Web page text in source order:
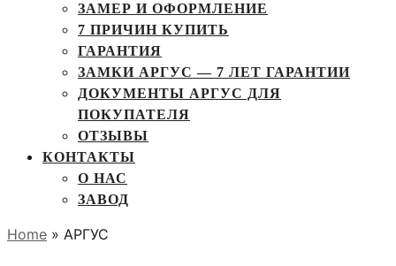
ЗАМЕР И ОФОРМЛЕНИЕ
7 ПРИЧИН КУПИТЬ
ГАРАНТИЯ
ЗАМКИ АРГУС — 7 ЛЕТ ГАРАНТИИ
ДОКУМЕНТЫ АРГУС ДЛЯ
ПОКУПАТЕЛЯ
ОТЗЫВЫ
КОНТАКТЫ
О НАС
ЗАВОД
Home » АРГУС